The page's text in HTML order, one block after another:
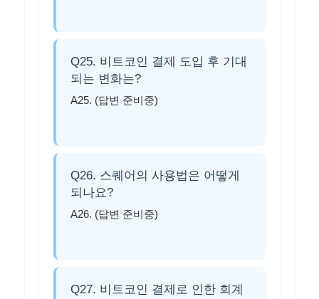
Q25. 비트코인 결제 도입 후 기대
되는 변화는?
A25. (답변 준비중)
Q26. 스퀘어의 사용법은 어떻게
되나요?
A26. (답변 준비중)
Q27. 비트코인 결제로 인한 회계